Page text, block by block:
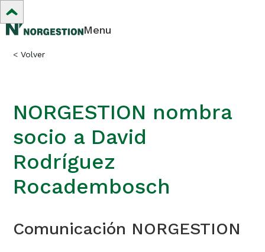
Menu
< Volver
NORGESTION nombra
socio a David
Rodríguez
Rocadembosch
Comunicación NORGESTION